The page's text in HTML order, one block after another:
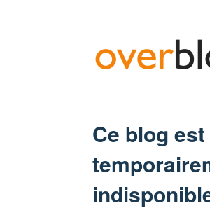
Ce blog est